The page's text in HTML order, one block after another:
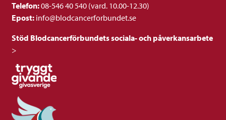
Telefon:08-546 40 540 (vard. 10.00-12.30)
Epost: info@blodcancerforbundet.se
Stöd Blodcancerförbundets sociala- och påverkansarbete
>